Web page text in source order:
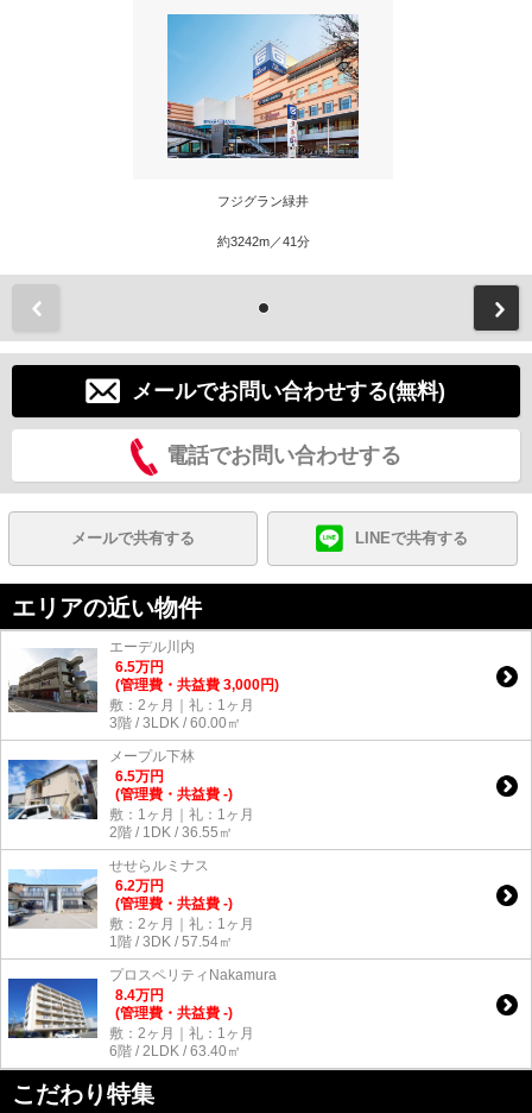
フジグラン緑井
約3242m／41分
メールでお問い合わせする(無料)
電話でお問い合わせする
メールで共有する LINEで共有する
エリアの近い物件
エーデル川内
6.5万円
(管理費・共益費 3,000円)
敷：2ヶ月｜礼：1ヶ月
3階 / 3LDK / 60.00㎡
メープル下林
6.5万円
(管理費・共益費 -)
敷：1ヶ月｜礼：1ヶ月
2階 / 1DK / 36.55㎡
せせらルミナス
6.2万円
(管理費・共益費 -)
敷：2ヶ月｜礼：1ヶ月
1階 / 3DK / 57.54㎡
プロスペリティNakamura
8.4万円
(管理費・共益費 -)
敷：2ヶ月｜礼：1ヶ月
6階 / 2LDK / 63.40㎡
こだわり特集